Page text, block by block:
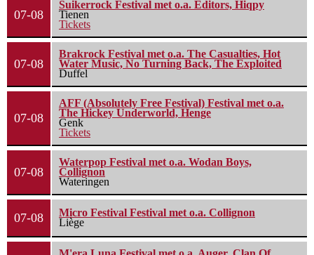
07-08
Suikerrock Festival met o.a. Editors, Hiqpy
Tienen
Tickets
07-08
Brakrock Festival met o.a. The Casualties, Hot
Water Music, No Turning Back, The Exploited
Duffel
07-08
AFF (Absolutely Free Festival) Festival met o.a.
The Hickey Underworld, Henge
Genk
Tickets
07-08
Waterpop Festival met o.a. Wodan Boys,
Collignon
Wateringen
07-08
Micro Festival Festival met o.a. Collignon
Liège